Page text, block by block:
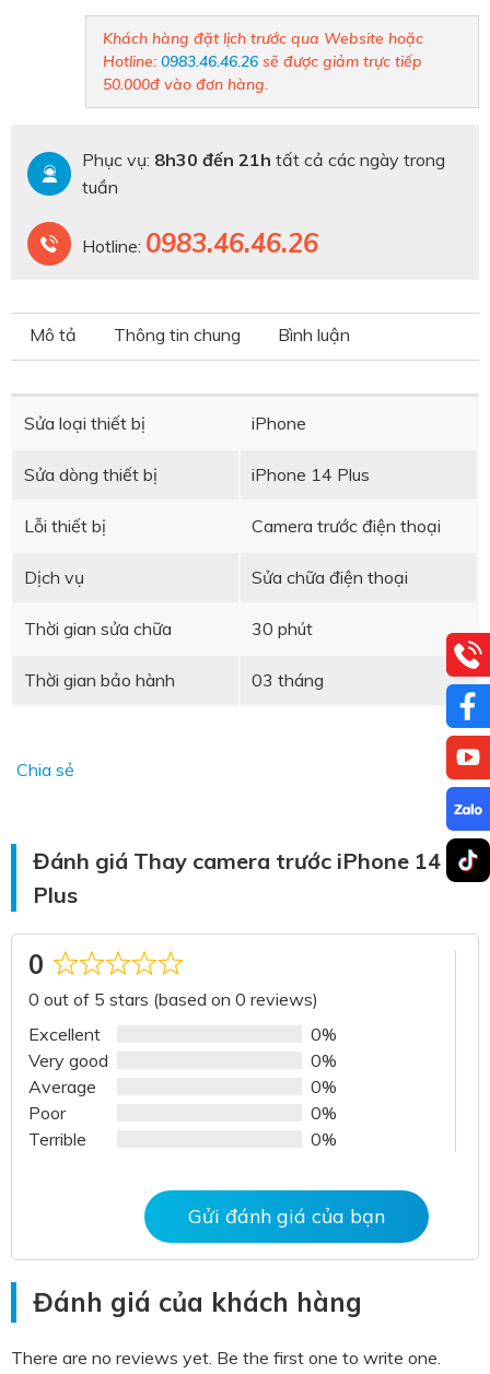
Khách hàng đặt lịch trước qua Website hoặc
Hotline: 0983.46.46.26 sẽ được giảm trực tiếp
50.000đ vào đơn hàng.
Phục vụ: 8h30 đến 21h tất cả các ngày trong
tuần
Hotline: 0983.46.46.26
Mô tả Thông tin chung Bình luận
Sửa loại thiết bị iPhone
Sửa dòng thiết bị iPhone 14 Plus
Lỗi thiết bị Camera trước điện thoại
Dịch vụ Sửa chữa điện thoại
Thời gian sửa chữa 30 phút
Thời gian bảo hành 03 tháng
Chia sẻ
Đánh giá Thay camera trước iPhone 14
Plus
0
Rated
0
out
of
5
0 out of 5 stars (based on 0 reviews)
Excellent
0%
Very good
0%
Average
0%
Poor
0%
Terrible
0%
Gửi đánh giá của bạn
Đánh giá của khách hàng
There are no reviews yet. Be the first one to write one.